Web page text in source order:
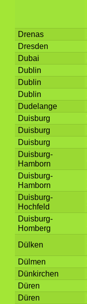
Drenas
Dresden
Dubai
Dublin
Dublin
Dublin
Dudelange
Duisburg
Duisburg
Duisburg
Duisburg-
Hamborn
Duisburg-
Hamborn
Duisburg-
Hochfeld
Duisburg-
Homberg
Dülken
Dülmen
Dünkirchen
Düren
Düren